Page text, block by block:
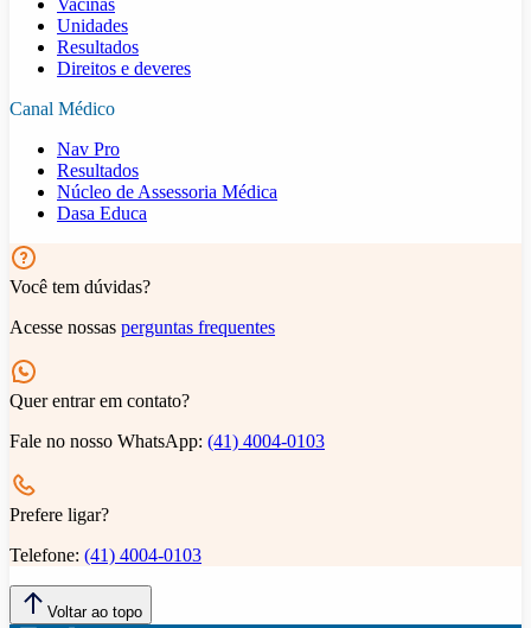
Vacinas
Unidades
Resultados
Direitos e deveres
Canal Médico
Nav Pro
Resultados
Núcleo de Assessoria Médica
Dasa Educa
Você tem dúvidas?
Acesse nossas perguntas frequentes
Quer entrar em contato?
Fale no nosso WhatsApp: (41) 4004-0103
Prefere ligar?
Telefone: (41) 4004-0103
Voltar ao topo